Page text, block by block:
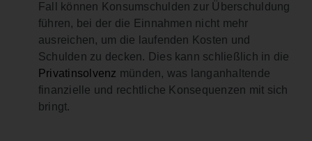
Fall können Konsumschulden zur Überschuldung
führen, bei der die Einnahmen nicht mehr
ausreichen, um die laufenden Kosten und
Schulden zu decken. Dies kann schließlich in die
Privatinsolvenz münden, was langanhaltende
finanzielle und rechtliche Konsequenzen mit sich
bringt.